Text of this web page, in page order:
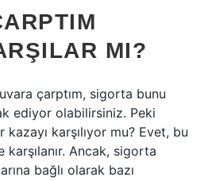
MI?
çarptım, sigorta bunu
ediyor olabilirsiniz. Peki
karşılıyor mu? Evet, bu
Ancak, sigorta
bağlı olarak bazı